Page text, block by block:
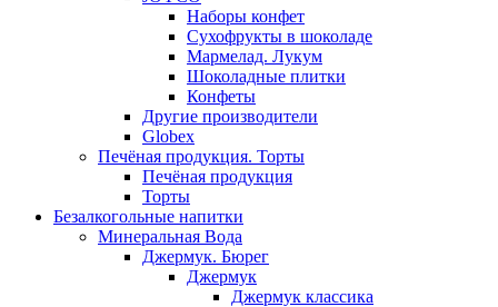
Наборы конфет
Сухофрукты в шоколаде
Мармелад. Лукум
Шоколадные плитки
Конфеты
Другие производители
Globex
Печёная продукция. Торты
Печёная продукция
Торты
Безалкогольные напитки
Минеральная Вода
Джермук. Бюрег
Джермук
Джермук классика